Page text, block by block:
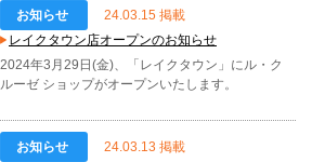
お知らせ
24.03.15 掲載
レイクタウン店オープンのお知らせ
2024年3月29日(金)、「レイクタウン」にル・ク
ルーゼ ショップがオープンいたします。
お知らせ
24.03.13 掲載